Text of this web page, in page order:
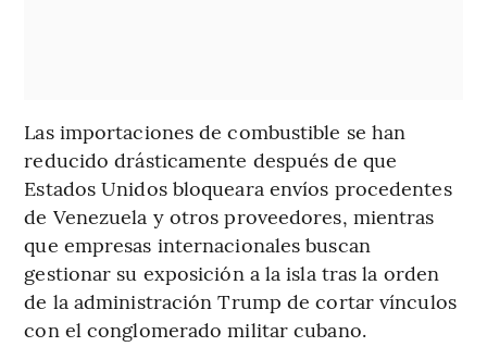
Las importaciones de combustible se han
reducido drásticamente después de que
Estados Unidos bloqueara envíos procedentes
de Venezuela y otros proveedores, mientras
que empresas internacionales buscan
gestionar su exposición a la isla tras la orden
de la administración Trump de cortar vínculos
con el conglomerado militar cubano.